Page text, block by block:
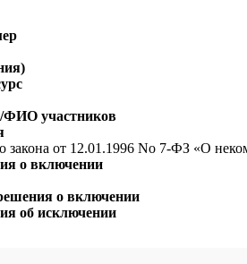
ФИО участников
закона от 12.01.1996 No 7-ФЗ «О
о включении
о включении
об исключении